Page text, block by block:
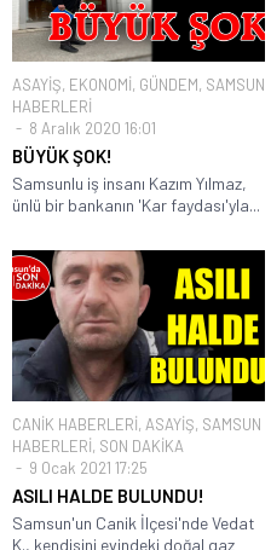
ASAYİŞ, EKONOMİ, GÜNDEM, SAMSUN
HABERLERİ
8 Aralık 2020 16:01
BÜYÜK ŞOK!
Samsunlu iş insanı Kazım Yılmaz,
ünlü bir bankanın 'Kar faydası'yla...
CANİK HABERLERİ, ASAYİŞ, SAMSUN
HABERLERİ, SON DAKİKA
9 Ocak 2021 17:25
ASILI HALDE BULUNDU!
Samsun'un Canik İlçesi'nde Vedat
K., kendisini evindeki doğal gaz